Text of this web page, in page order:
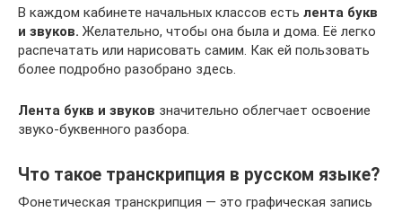
В каждом кабинете начальных классов есть лента букв
и звуков. Желательно, чтобы она была и дома. Её легко
распечатать или нарисовать самим. Как ей пользовать
более подробно разобрано здесь.
Лента букв и звуков значительно облегчает освоение
звуко-буквенного разбора.
Что такое транскрипция в русском языке?
Фонетическая транскрипция — это графическая запись